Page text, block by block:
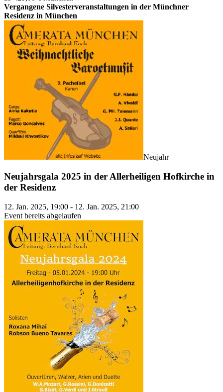
Vergangene Silvesterveranstaltungen in der Münchner
Residenz in München
Neujahr
Neujahrsgala 2025 in der Allerheiligen Hofkirche in
der Residenz
12. Jan. 2025, 19:00 - 12. Jan. 2025, 21:00
Event bereits abgelaufen